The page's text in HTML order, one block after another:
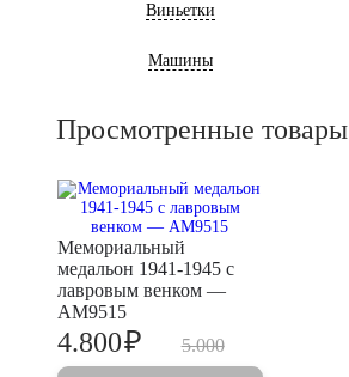
Виньетки
Машины
Просмотренные товары
Мемориальный
медальон 1941-1945 с
лавровым венком —
AM9515
5.000
4.800₽